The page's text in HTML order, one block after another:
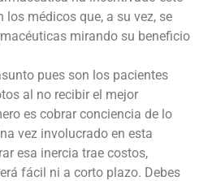
médicos que, a su vez, se
mirando su beneficio
pues son los pacientes
al no recibir el mejor
es cobrar conciencia de lo
vez involucrado en esta
esa inercia trae costos,
fácil ni a corto plazo. Debes